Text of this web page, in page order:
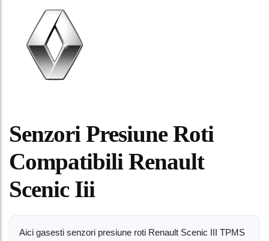
Senzori Presiune Roti
Compatibili Renault
Scenic Iii
Aici gasesti senzori presiune roti Renault Scenic III TPMS